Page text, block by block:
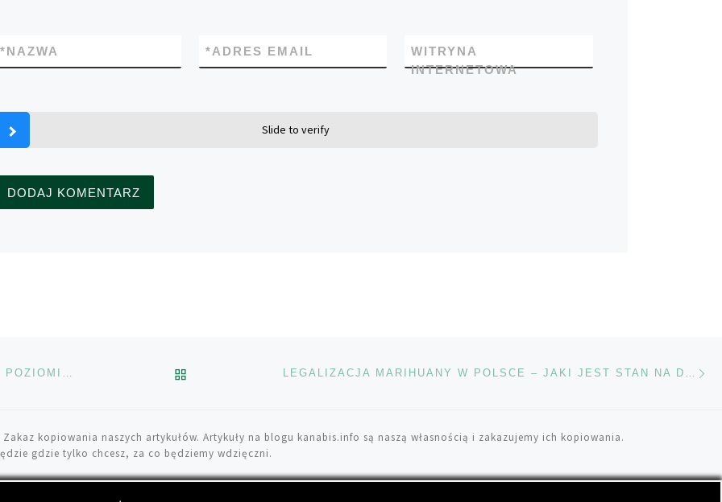
NAZWA
* ADRES EMAIL
*
WITRYNA
INTERNETOWA
Slide to verify
WASZYNGTON: DZIENNA SPRZEDAŻ MARIHUANY NA POZIOMIE 2.3 MLN $ POWRÓT DO LISTY POSTÓW LEGALIZACJA MARIHUANY W POLSCE – JAKI JEST STAN NA DZISIAJ?
kopiowania naszych artykułów. Artykuły na blogu kanabis.info są naszą własnością i zakazujemy ich kopiowania.
gdzie tylko chcesz, za co będziemy wdzięczni.